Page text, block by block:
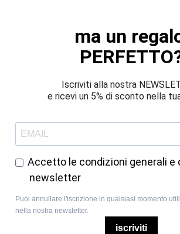
ma un
Iscriviti alla nostra
e ricevi un 5% di sconto nella
Accetto le condizioni generali e
newsletter
Puoi annullare l'iscrizione in qualsiasi momento
nella nostra newsletter.
iscriviti